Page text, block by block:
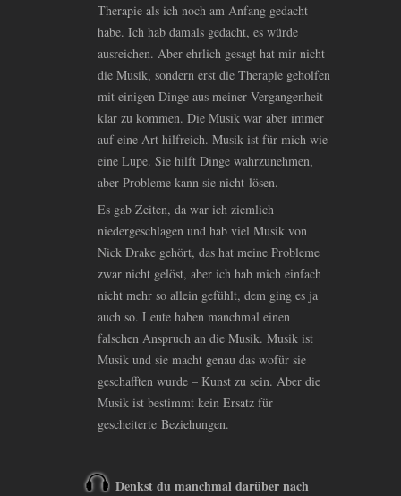
Therapie als ich noch am Anfang gedacht
habe. Ich hab damals gedacht, es würde
ausreichen. Aber ehrlich gesagt hat mir nicht
die Musik, sondern erst die Therapie geholfen
mit einigen Dinge aus meiner Vergangenheit
klar zu kommen. Die Musik war aber immer
auf eine Art hilfreich. Musik ist für mich wie
eine Lupe. Sie hilft Dinge wahrzunehmen,
aber Probleme kann sie nicht lösen.
Es gab Zeiten, da war ich ziemlich
niedergeschlagen und hab viel Musik von
Nick Drake gehört, das hat meine Probleme
zwar nicht gelöst, aber ich hab mich einfach
nicht mehr so allein gefühlt, dem ging es ja
auch so. Leute haben manchmal einen
falschen Anspruch an die Musik. Musik ist
Musik und sie macht genau das wofür sie
geschafften wurde – Kunst zu sein. Aber die
Musik ist bestimmt kein Ersatz für
gescheiterte Beziehungen.
Denkst du manchmal darüber nach